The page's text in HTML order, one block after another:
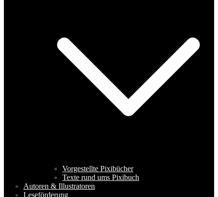
Vorgestellte Pixibücher
Texte rund ums Pixibuch
Autoren & Illustratoren
Leseförderung